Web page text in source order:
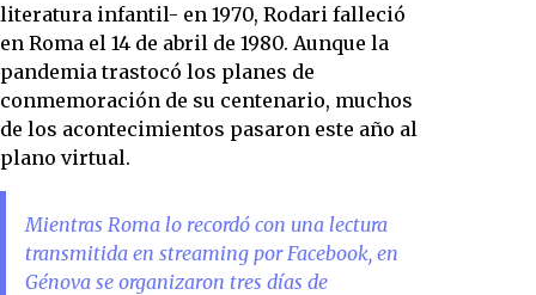
literatura infantil- en 1970, Rodari falleció
en Roma el 14 de abril de 1980. Aunque la
pandemia trastocó los planes de
conmemoración de su centenario, muchos
de los acontecimientos pasaron este año al
plano virtual.
Mientras Roma lo recordó con una lectura
transmitida en streaming por Facebook, en
Génova se organizaron tres días de